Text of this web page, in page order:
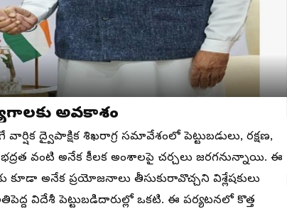
అవకాశం
ద్వైపాక్షిక శిఖరాగ్ర సమావేశంలో పెట్టుబడులు, రక్షణ,
వంటి అనేక కీలక అంశాలపై చర్చలు జరగనున్నాయి. ఈ
అనేక ప్రయోజనాలు తీసుకురావొచ్చని విశ్లేషకులు
విదేశీ పెట్టుబడిదారుల్లో ఒకటి. ఈ పర్యటనలో కొత్త